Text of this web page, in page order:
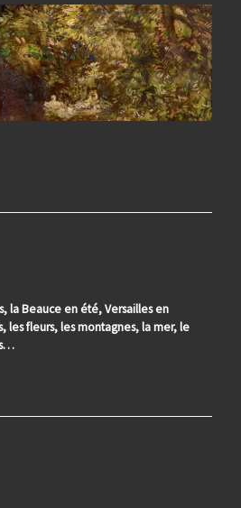
la Beauce en été, Versailles en
les fleurs, les montagnes, la mer, le